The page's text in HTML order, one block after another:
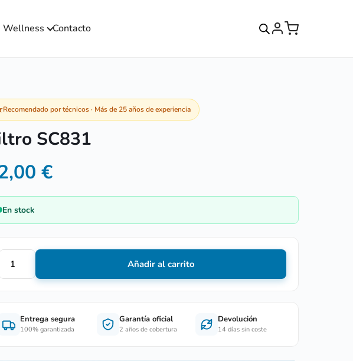
Wellness Contacto
Recomendado por técnicos · Más de 25 años de experiencia
SC831
€
En stock
Añadir al carrito
Entrega segura
100% garantizada
Garantía oficial
2 años de cobertura
Devolución
14 días sin coste